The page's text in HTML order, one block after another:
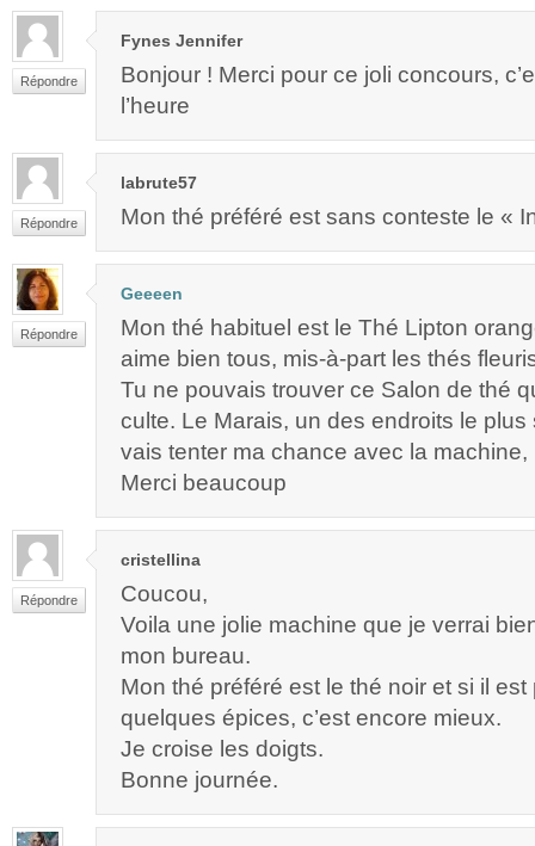
Répondre
Fynes Jennifer
Bonjour ! Merci pour ce joli concours,
l’heure
Répondre
labrute57
Mon thé préféré est sans conteste le «
Répondre
Geeeen
Mon thé habituel est le Thé Lipton
aime bien tous, mis-à-part les thés
Tu ne pouvais trouver ce Salon de thé
culte. Le Marais, un des endroits le
vais tenter ma chance avec la machine,
Merci beaucoup
Répondre
cristellina
Coucou,
Voila une jolie machine que je verrai
mon bureau.
Mon thé préféré est le thé noir et si il
quelques épices, c’est encore mieux.
Je croise les doigts.
Bonne journée.